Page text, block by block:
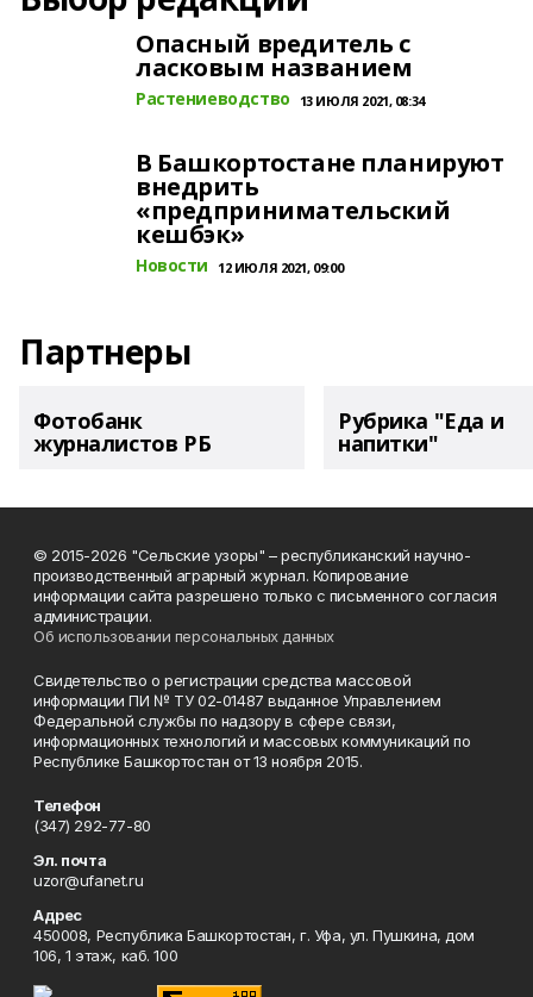
Опасный вредитель с
ласковым названием
Растениеводство 13 ИЮЛЯ 2021, 08:34
В Башкортостане планируют
внедрить
«предпринимательский
кешбэк»
Новости 12 ИЮЛЯ 2021, 09:00
Партнеры
Фотобанк
журналистов РБ
Рубрика "Еда и
напитки"
© 2015-2026 "Сельские узоры" – республиканский научно-
производственный аграрный журнал. Копирование
информации сайта разрешено только с письменного согласия
администрации.
Об использовании персональных данных
Свидетельство о регистрации средства массовой
информации ПИ № ТУ 02-01487 выданное Управлением
Федеральной службы по надзору в сфере связи,
информационных технологий и массовых коммуникаций по
Республике Башкортостан от 13 ноября 2015.
Телефон
(347) 292-77-80
Эл. почта
uzor@ufanet.ru
Адрес
450008, Республика Башкортостан, г. Уфа, ул. Пушкина, дом
106, 1 этаж, каб. 100